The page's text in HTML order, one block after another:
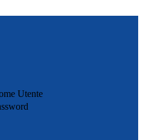
Utente